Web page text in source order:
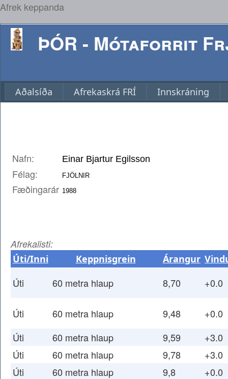
Afrek keppanda
ÞÓR - Mótaforrit
Aðalsíða Afrekaskrá FRÍ Innskráning
Nafn:
Félag:
Fæðingarár
Afrekalisti:
Úti/Inni Keppnisgrein Árangur
Úti 60 metra hlaup 8,70 +0.0
Úti 60 metra hlaup 9,48
+0.0
Úti
60 metra hlaup 9,59
+3.0
Úti
60 metra hlaup 9,78
+3.0
Úti
60 metra hlaup 9,8
+0.0